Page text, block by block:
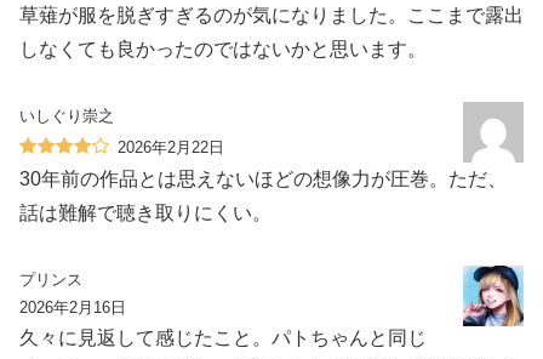
草薙が服を脱ぎすぎるのが気になりました。ここまで露出
しなくても良かったのではないかと思います。
いしぐり崇之
2026年2月22日
30年前の作品とは思えないほどの想像力が圧巻。ただ、
話は難解で聴き取りにくい。
プリンス
2026年2月16日
久々に見返して感じたこと。パトちゃんと同じ